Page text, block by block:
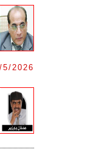
5/2026